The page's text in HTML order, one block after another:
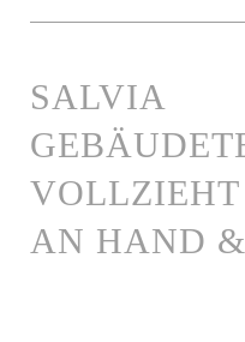
SALVIA
AN HAND